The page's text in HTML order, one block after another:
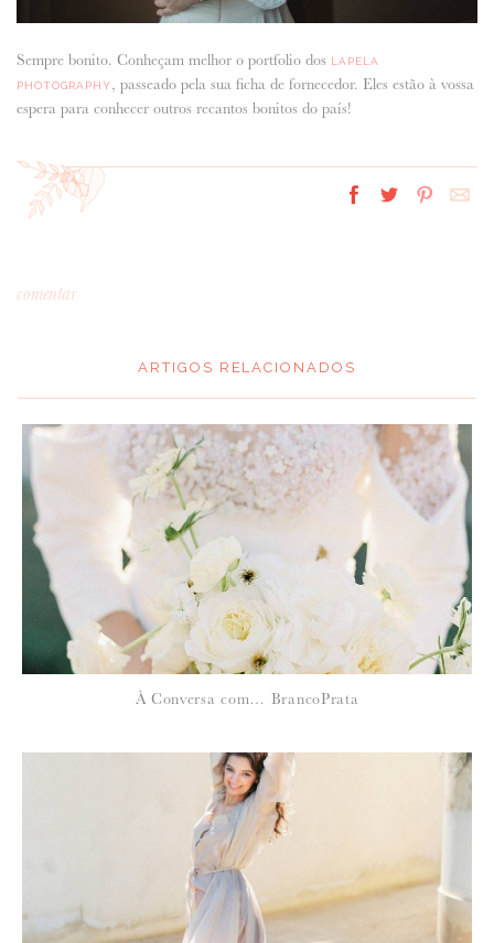
Sempre bonito. Conheçam melhor o portfolio dos LAPELA
PHOTOGRAPHY, passeado pela sua ficha de fornecedor. Eles estão à vossa
espera para conhecer outros recantos bonitos do país!
comentar
NOME
Para saber como tratamos e protegemos os seus dados, leia a nossa
ARTIGOS RELACIONADOS
À Conversa com… BrancoPrata